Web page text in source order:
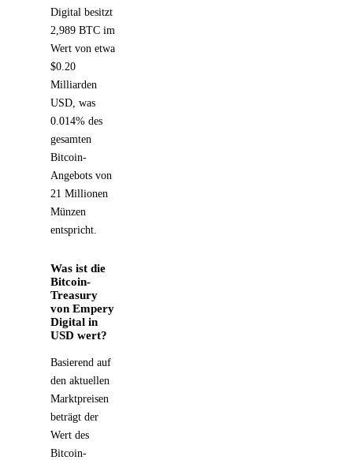
Digital besitzt
2,989 BTC im
Wert von etwa
$0.20
Milliarden
USD, was
0.014% des
gesamten
Bitcoin-
Angebots von
21 Millionen
Münzen
entspricht.
Was ist die
Bitcoin-
Treasury
von Empery
Digital in
USD wert?
Basierend auf
den aktuellen
Marktpreisen
beträgt der
Wert des
Bitcoin-